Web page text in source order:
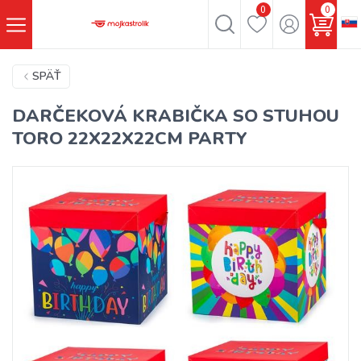
0 0
SPÄŤ
DARČEKOVÁ KRABIČKA SO STUHOU
TORO 22X22X22CM PARTY